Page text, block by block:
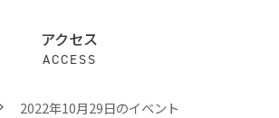
アクセス
ACCESS
2022年10月29日のイベント